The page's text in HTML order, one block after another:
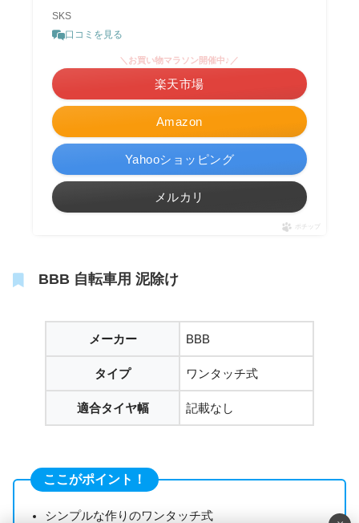
SKS
口コミを見る
Amazon
＼お買い物マラソン開催中♪／
楽天市場
Yahooショッピング
メルカリ
ポチップ
BBB 自転車用 泥除け
メーカー BBB
タイプ ワンタッチ式
適合タイヤ幅 記載なし
ここがポイント！
シンプルな作りのワンタッチ式